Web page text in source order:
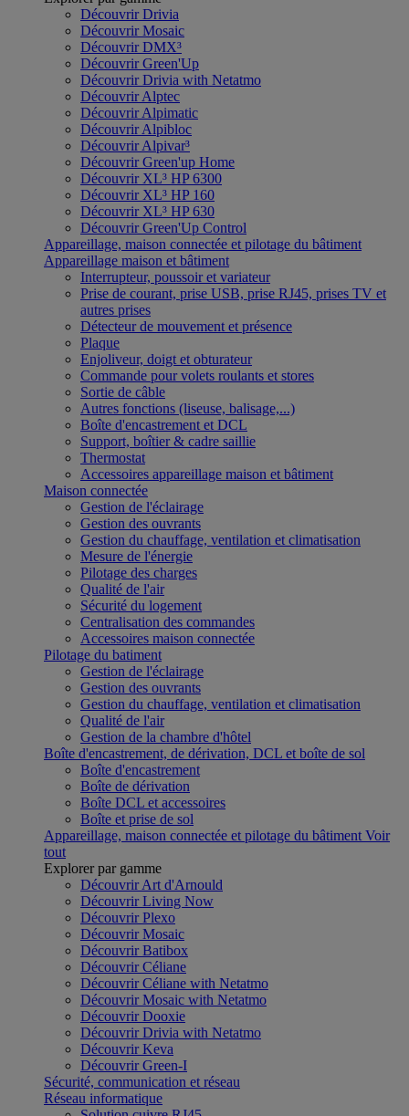
Découvrir Drivia
Découvrir Mosaic
Découvrir DMX³
Découvrir Green'Up
Découvrir Drivia with Netatmo
Découvrir Alptec
Découvrir Alpimatic
Découvrir Alpibloc
Découvrir Alpivar³
Découvrir Green'up Home
Découvrir XL³ HP 6300
Découvrir XL³ HP 160
Découvrir XL³ HP 630
Découvrir Green'Up Control
Appareillage, maison connectée et pilotage du bâtiment
Appareillage maison et bâtiment
Interrupteur, poussoir et variateur
Prise de courant, prise USB, prise RJ45, prises TV et
autres prises
Détecteur de mouvement et présence
Plaque
Enjoliveur, doigt et obturateur
Commande pour volets roulants et stores
Sortie de câble
Autres fonctions (liseuse, balisage,...)
Boîte d'encastrement et DCL
Support, boîtier & cadre saillie
Thermostat
Accessoires appareillage maison et bâtiment
Maison connectée
Gestion de l'éclairage
Gestion des ouvrants
Gestion du chauffage, ventilation et climatisation
Mesure de l'énergie
Pilotage des charges
Qualité de l'air
Sécurité du logement
Centralisation des commandes
Accessoires maison connectée
Pilotage du batiment
Gestion de l'éclairage
Gestion des ouvrants
Gestion du chauffage, ventilation et climatisation
Qualité de l'air
Gestion de la chambre d'hôtel
Boîte d'encastrement, de dérivation, DCL et boîte de sol
Boîte d'encastrement
Boîte de dérivation
Boîte DCL et accessoires
Boîte et prise de sol
Appareillage, maison connectée et pilotage du bâtiment Voir
tout
Explorer par gamme
Découvrir Art d'Arnould
Découvrir Living Now
Découvrir Plexo
Découvrir Mosaic
Découvrir Batibox
Découvrir Céliane
Découvrir Céliane with Netatmo
Découvrir Mosaic with Netatmo
Découvrir Dooxie
Découvrir Drivia with Netatmo
Découvrir Keva
Découvrir Green-I
Sécurité, communication et réseau
Réseau informatique